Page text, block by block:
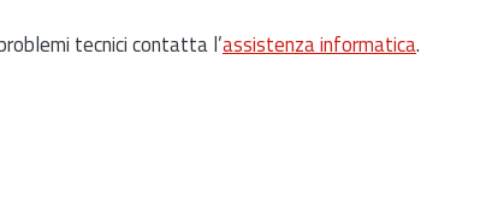
tecnici contatta l’assistenza informatica.